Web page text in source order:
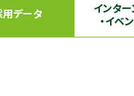
用データ
インタ
・イベ